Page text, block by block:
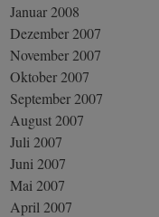
Januar 2008
Dezember 2007
November 2007
Oktober 2007
September 2007
August 2007
Juli 2007
Juni 2007
Mai 2007
April 2007